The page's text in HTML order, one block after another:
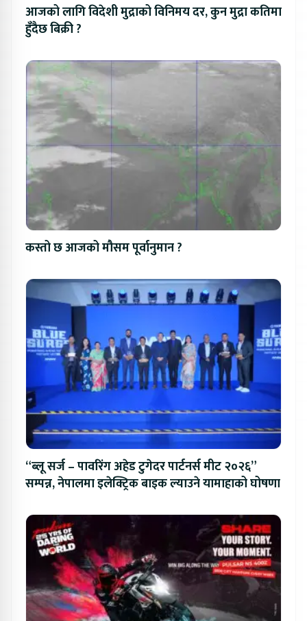
आजको लागि विदेशी मुद्राको विनिमय दर, कुन मुद्रा कतिमा
हुँदैछ बिक्री ?
कस्तो छ आजको मौसम पूर्वानुमान ?
“ब्लू सर्ज – पावरिंग अहेड टुगेदर पार्टनर्स मीट २०२६”
सम्पन्न, नेपालमा इलेक्ट्रिक बाइक ल्याउने यामाहाको घोषणा